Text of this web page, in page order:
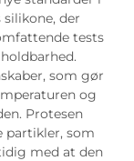
der
tests
som gør
og
Protesen
partikler, som
med at den